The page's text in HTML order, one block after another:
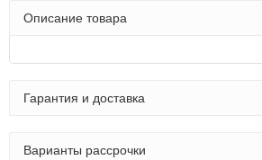
Описание товара
Гарантия и доставка
Варианты рассрочки